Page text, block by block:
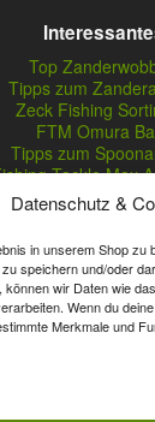
Datenschutz &
in unserem Shop zu
speichern und/oder
wir Daten wie
Wenn du
Merkmale und
Top
Tipps zum
Zeck Fishing
FTM Omura
Tipps zum
Tackle Max
Seika Pro
Nightveit
Vertrag
günstiger sein.